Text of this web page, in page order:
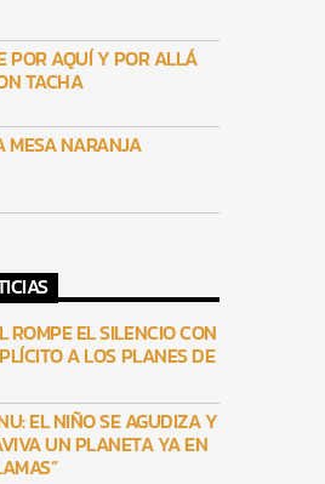
POR AQUÍ Y POR ALLÁ
TACHA
MESA NARANJA
ROMPE EL SILENCIO CON
A LOS PLANES DE
EL NIÑO SE AGUDIZA Y
UN PLANETA YA EN